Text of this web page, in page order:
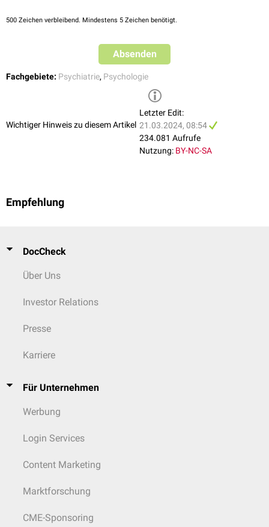
Mangel an Empathie
evtl. Auftreten von wahnhaften Störungen mit Größenideen
therapeutischen Arbeit sollte auf einer Verbesserung der Interaktions-
500 Zeichen verbleibend. Mindestens 5 Zeichen benötigt.
Absenden
Fachgebiete: Psychiatrie, Psychologie
Wichtiger Hinweis zu diesem Artikel
Letzter Edit:
21.03.2024, 08:54
234.081 Aufrufe
Nutzung: BY-NC-SA
Empfehlung
DocCheck
Über Uns
Investor Relations
Presse
Karriere
Für Unternehmen
Werbung
Login Services
Content Marketing
Marktforschung
CME-Sponsoring